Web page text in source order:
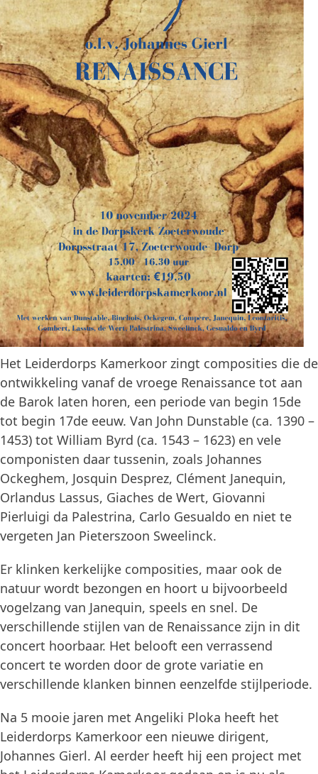
Het Leiderdorps Kamerkoor zingt composities die de
ontwikkeling vanaf de vroege Renaissance tot aan
de Barok laten horen, een periode van begin 15de
tot begin 17de eeuw. Van John Dunstable (ca. 1390 –
1453) tot William Byrd (ca. 1543 – 1623) en vele
componisten daar tussenin, zoals Johannes
Ockeghem, Josquin Desprez, Clément Janequin,
Orlandus Lassus, Giaches de Wert, Giovanni
Pierluigi da Palestrina, Carlo Gesualdo en niet te
vergeten Jan Pieterszoon Sweelinck.
Er klinken kerkelijke composities, maar ook de
natuur wordt bezongen en hoort u bijvoorbeeld
vogelzang van Janequin, speels en snel. De
verschillende stijlen van de Renaissance zijn in dit
concert hoorbaar. Het belooft een verrassend
concert te worden door de grote variatie en
verschillende klanken binnen eenzelfde stijlperiode.
Na 5 mooie jaren met Angeliki Ploka heeft het
Leiderdorps Kamerkoor een nieuwe dirigent,
Johannes Gierl. Al eerder heeft hij een project met